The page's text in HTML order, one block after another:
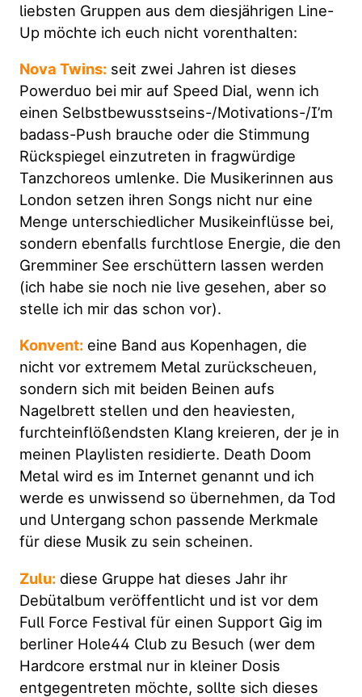
liebsten Gruppen aus dem diesjährigen Line-
Up möchte ich euch nicht vorenthalten:
Nova Twins: seit zwei Jahren ist dieses
Powerduo bei mir auf Speed Dial, wenn ich
einen Selbstbewusstseins-/Motivations-/I’m
badass-Push brauche oder die Stimmung
Rückspiegel einzutreten in fragwürdige
Tanzchoreos umlenke. Die Musikerinnen aus
London setzen ihren Songs nicht nur eine
Menge unterschiedlicher Musikeinflüsse bei,
sondern ebenfalls furchtlose Energie, die den
Gremminer See erschüttern lassen werden
(ich habe sie noch nie live gesehen, aber so
stelle ich mir das schon vor).
Konvent: eine Band aus Kopenhagen, die
nicht vor extremem Metal zurückscheuen,
sondern sich mit beiden Beinen aufs
Nagelbrett stellen und den heaviesten,
furchteinflößendsten Klang kreieren, der je in
meinen Playlisten residierte. Death Doom
Metal wird es im Internet genannt und ich
werde es unwissend so übernehmen, da Tod
und Untergang schon passende Merkmale
für diese Musik zu sein scheinen.
Zulu: diese Gruppe hat dieses Jahr ihr
Debütalbum veröffentlicht und ist vor dem
Full Force Festival für einen Support Gig im
berliner Hole44 Club zu Besuch (wer dem
Hardcore erstmal nur in kleiner Dosis
entgegentreten möchte, sollte sich dieses